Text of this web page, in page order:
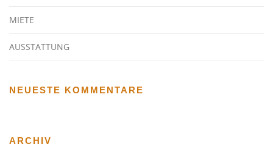
MIETE
AUSSTATTUNG
NEUESTE KOMMENTARE
ARCHIV